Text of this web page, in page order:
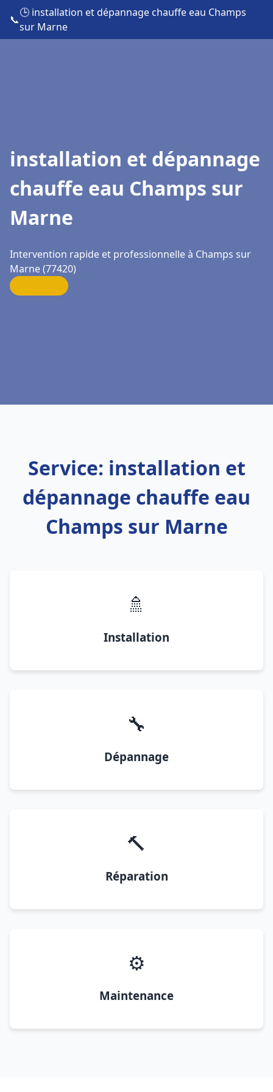
📞
🕒 installation et dépannage chauffe eau Champs
sur Marne
installation et dépannage
chauffe eau Champs sur
Marne
Intervention rapide et professionnelle à Champs sur
Marne (77420)
Service: installation et
dépannage chauffe eau
Champs sur Marne
🚿
Installation
🔧
Dépannage
🔨
Réparation
⚙️
Maintenance